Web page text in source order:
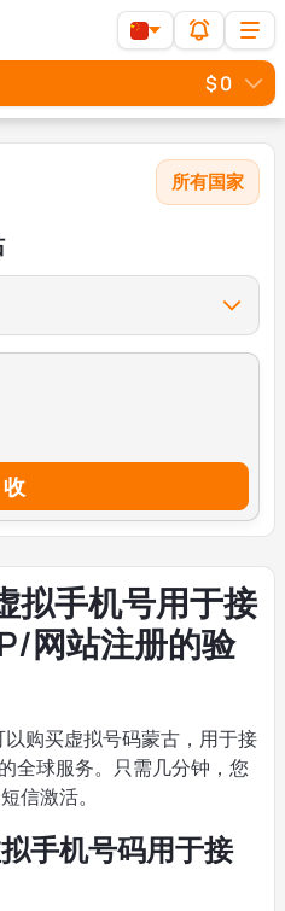
$ 0
所有国家
收
拟手机号用于接
网站注册的验
购买虚拟号码蒙古，用于接
全球服务。只需几分钟，您
信激活。
手机号码用于接